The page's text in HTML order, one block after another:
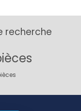
recherche